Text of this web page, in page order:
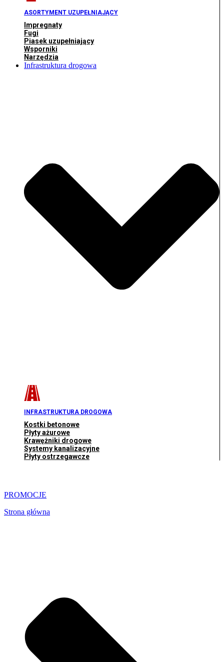
ASORTYMENT UZUPEŁNIAJĄCY
Impregnaty
Fugi
Piasek uzupełniający
Wsporniki
Narzędzia
Infrastruktura drogowa
INFRASTRUKTURA DROGOWA
Kostki betonowe
Płyty ażurowe
Krawężniki drogowe
Systemy kanalizacyjne
Płyty ostrzegawcze
PROMOCJE
Strona główna